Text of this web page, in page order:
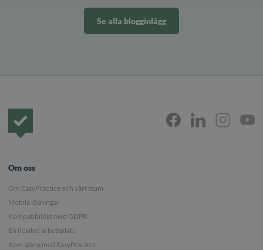
Se alla blogginlägg
Om oss
Om EasyPractice och vårt team
Mobila lösningar
Kompatibilitet med GDPR
En flexibel arbetsplats
Kom igång med EasyPractice